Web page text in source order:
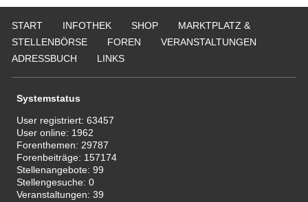
START INFOTHEK SHOP
MARKTPLATZ &
STELLENBÖRSE
FOREN
VERANSTALTUNGEN
ADRESSBUCH
LINKS
Systemstatus
User registriert:63457
User online: 1962
Forenthemen: 29787
Forenbeiträge: 157174
Stellenangebote:99
Stellengesuche:0
Veranstaltungen:39